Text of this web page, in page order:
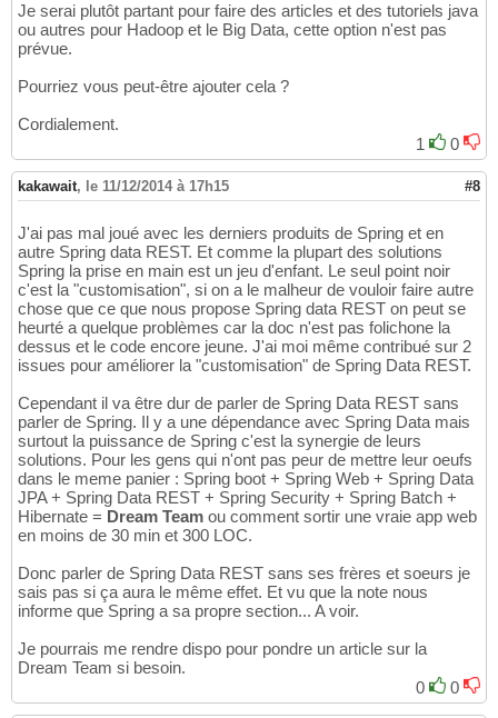
Je serai plutôt partant pour faire des articles et des tutoriels java
ou autres pour Hadoop et le Big Data, cette option n'est pas
prévue.
Pourriez vous peut-être ajouter cela ?
Cordialement.
1
0
kakawait, le 11/12/2014 à 17h15 #8
J'ai pas mal joué avec les derniers produits de Spring et en
autre Spring data REST. Et comme la plupart des solutions
Spring la prise en main est un jeu d'enfant. Le seul point noir
c'est la "customisation", si on a le malheur de vouloir faire autre
chose que ce que nous propose Spring data REST on peut se
heurté a quelque problèmes car la doc n'est pas folichone la
dessus et le code encore jeune. J'ai moi même contribué sur 2
issues pour améliorer la "customisation" de Spring Data REST.
Cependant il va être dur de parler de Spring Data REST sans
parler de Spring. Il y a une dépendance avec Spring Data mais
surtout la puissance de Spring c'est la synergie de leurs
solutions. Pour les gens qui n'ont pas peur de mettre leur oeufs
dans le meme panier : Spring boot + Spring Web + Spring Data
JPA + Spring Data REST + Spring Security + Spring Batch +
Hibernate = Dream Team ou comment sortir une vraie app web
en moins de 30 min et 300 LOC.
Donc parler de Spring Data REST sans ses frères et soeurs je
sais pas si ça aura le même effet. Et vu que la note nous
informe que Spring a sa propre section... A voir.
Je pourrais me rendre dispo pour pondre un article sur la
Dream Team si besoin.
0
0